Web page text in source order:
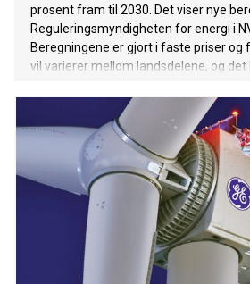
prosent fram til 2030. Det viser nye
Reguleringsmyndigheten for energi i
Beregningene er gjort i faste priser og
vil varierer mellom landsdelene, og